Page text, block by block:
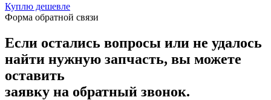
Куплю дешевле
Форма обратной связи
Если остались вопросы или не удалось
найти нужную запчасть, вы можете
оставить
заявку на обратный звонок.